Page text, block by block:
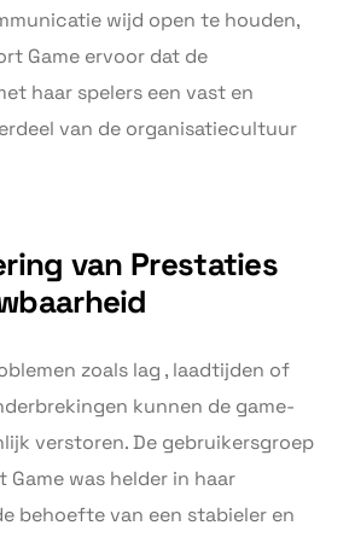
wijd open te houden,
Game ervoor dat de
haar spelers een vast en
van de organisatiecultuur
van Prestaties
zoals lag , laadtijden of
kunnen de game-
verstoren. De gebruikersgroep
Game was helder in haar
behoefte van een stabieler en